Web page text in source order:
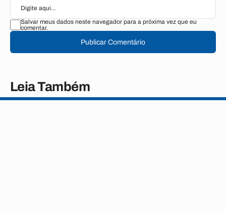
Salvar meus dados neste navegador para a próxima vez que eu
comentar.
Publicar Comentário
Leia Também